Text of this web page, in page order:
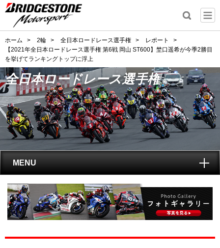
ホーム > 2輪 > 全日本ロードレース選手権 > レポート
>
【2021年全日本ロードレース選手権 第6戦 岡山 ST600】埜口遥希が今季2勝目
を挙げてランキングトップに浮上
全日本ロードレース選手権
MENU
トップ
全日本ロードレース選手権とは?
レポート